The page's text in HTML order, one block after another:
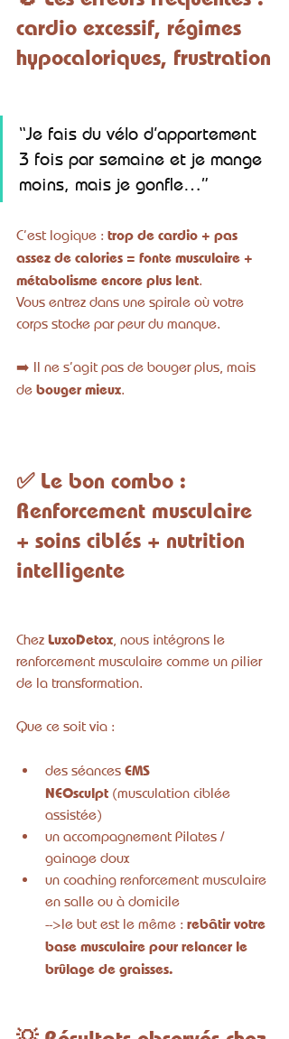
cardio excessif, régimes
hypocaloriques, frustration
“Je fais du vélo d’appartement
3 fois par semaine et je mange
moins, mais je gonfle…”
C’est logique : trop de cardio + pas
assez de calories = fonte musculaire +
métabolisme encore plus lent.
Vous entrez dans une spirale où votre
corps stocke par peur du manque.
➡️ Il ne s’agit pas de bouger plus, mais
de bouger mieux.
✅ Le bon combo :
Renforcement musculaire
+ soins ciblés + nutrition
intelligente
Chez LuxoDetox , nous intégrons le
renforcement musculaire comme un pilier
de la transformation.
Que ce soit via :
des séances EMS
NEOsculpt (musculation ciblée
assistée)
un accompagnement Pilates /
gainage doux
un coaching renforcement musculaire
en salle ou à domicile
-->le but est le même : rebâtir votre
base musculaire pour relancer le
brûlage de graisses.